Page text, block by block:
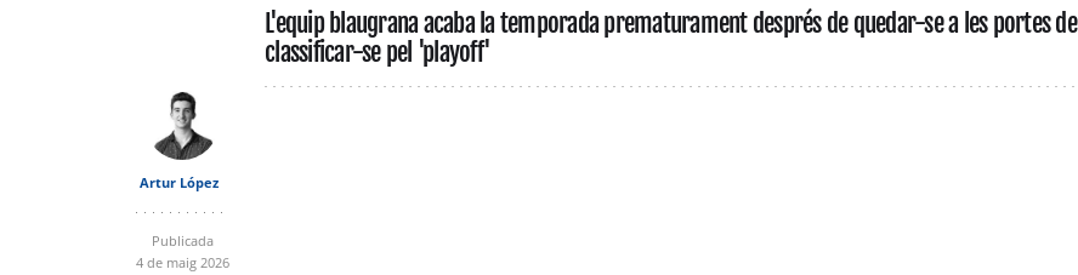
L'equip blaugrana acaba la temporada prematurament després de quedar-se a les portes de
classificar-se pel 'playoff'
Artur López
Publicada
4 de maig 2026